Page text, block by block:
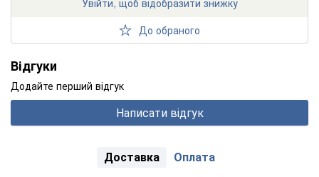
Увійти, щоб відобразити знижку
До обраного
Відгуки
Додайте перший відгук
Написати відгук
Доставка Оплата